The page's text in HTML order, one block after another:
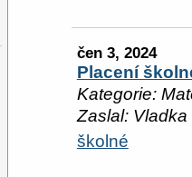
čen 3, 2024
Placení
Kategorie:
Zaslal: Vladka
školné